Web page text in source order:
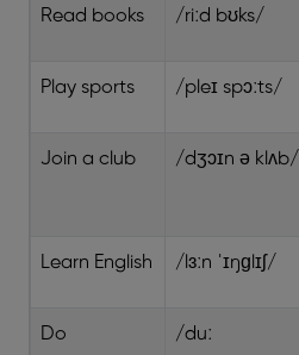
Read books /riːd bʊks/
Play sports /pleɪ spɔːts/
Join a club /dʒɔɪn ə klʌb/
Learn English /lɜːn ˈɪŋɡlɪʃ/
Do
/duː